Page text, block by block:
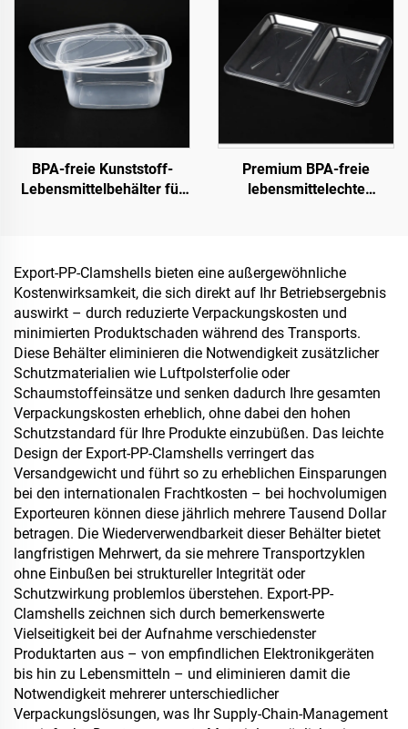
BPA-freie Kunststoff-
Lebensmittelbehälter für
Premium BPA-freie
lebensmittelechte
Export-PP-Clamshells bieten eine außergewöhnliche
Kostenwirksamkeit, die sich direkt auf Ihr Betriebsergebnis
auswirkt – durch reduzierte Verpackungskosten und
minimierten Produktschaden während des Transports.
Diese Behälter eliminieren die Notwendigkeit zusätzlicher
Schutzmaterialien wie Luftpolsterfolie oder
Schaumstoffeinsätze und senken dadurch Ihre gesamten
Verpackungskosten erheblich, ohne dabei den hohen
Schutzstandard für Ihre Produkte einzubüßen. Das leichte
Design der Export-PP-Clamshells verringert das
Versandgewicht und führt so zu erheblichen Einsparungen
bei den internationalen Frachtkosten – bei hochvolumigen
Exporteuren können diese jährlich mehrere Tausend Dollar
betragen. Die Wiederverwendbarkeit dieser Behälter bietet
langfristigen Mehrwert, da sie mehrere Transportzyklen
ohne Einbußen bei struktureller Integrität oder
Schutzwirkung problemlos überstehen. Export-PP-
Clamshells zeichnen sich durch bemerkenswerte
Vielseitigkeit bei der Aufnahme verschiedenster
Produktarten aus – von empfindlichen Elektronikgeräten
bis hin zu Lebensmitteln – und eliminieren damit die
Notwendigkeit mehrerer unterschiedlicher
Verpackungslösungen, was Ihr Supply-Chain-Management